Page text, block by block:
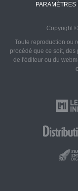
Copyright
Toute reproduction ou
procédé que ce soit,
de l'éditeur ou du